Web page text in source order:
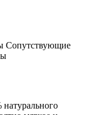
Сопутствующие